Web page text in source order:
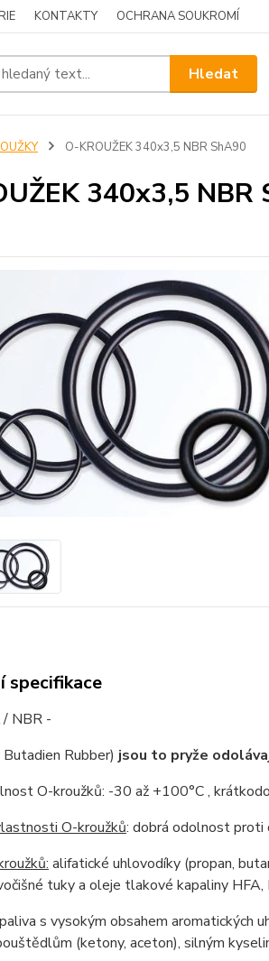
KONTAKTY OCHRANA SOUKROMÍ
Hledat
O-KROUŽEK 340x3,5 NBR ShA90
340x3,5 NBR
specifikace
/ NBR -
Rubber) jsou to pryže
O-kroužků: -30 až +100°C ,
O-kroužků: dobrá odolnost proti
alifatické uhlovodíky (propan,
tuky a oleje tlakové kapaliny
paliva s vysokým obsahem aromatických
(ketony, aceton), silným